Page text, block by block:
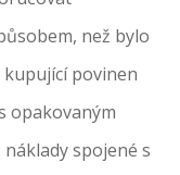
než bylo
kupující povinen
opakovaným
spojené s